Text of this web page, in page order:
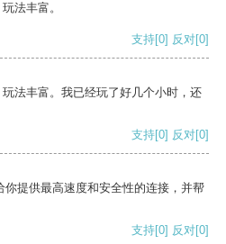
法丰富。
支持[0] 反对[0]
法丰富。我已经玩了好几个小时，还
支持[0] 反对[0]
提供最高速度和安全性的连接，并帮
支持[0] 反对[0]